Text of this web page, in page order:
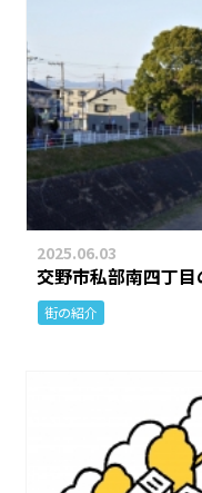
2025.06.03
交野市私部南四丁
街の紹介